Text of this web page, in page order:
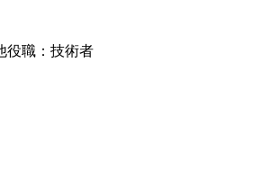
役職 ： 技術者